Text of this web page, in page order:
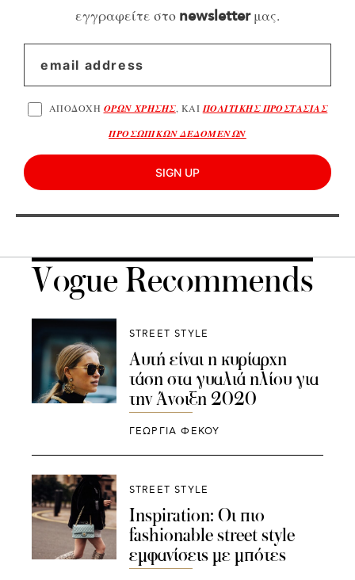
εγγραφείτε στο newsletterμας.
ΑΠΟΔΟΧΗ ΟΡΩΝ ΧΡΗΣΗΣ, ΚΑΙ ΠΟΛΙΤΙΚΗΣ ΠΡΟΣΤΑΣΙΑΣ
ΠΡΟΣΩΠΙΚΩΝ ΔΕΔΟΜΕΝΩΝ
SIGN UP
Vogue Recommends
STREET STYLE
Αυτή είναι η κυρίαρχη
τάση στα γυαλιά ηλίου για
την Άνοιξη 2020
ΓΕΩΡΓΙΑ ΦΕΚΟΥ
STREET STYLE
Inspiration: Οι πιο
fashionable street style
εμφανίσεις με μπότες